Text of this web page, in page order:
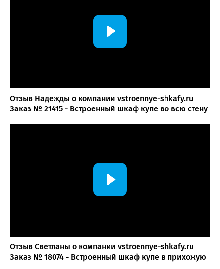
Отзыв Надежды о компании vstroennye-shkafy.ru
Заказ № 21415 - Встроенный шкаф купе во всю стену
Отзыв Светланы о компании vstroennye-shkafy.ru
Заказ № 18074 - Встроенный шкаф купе в прихожую